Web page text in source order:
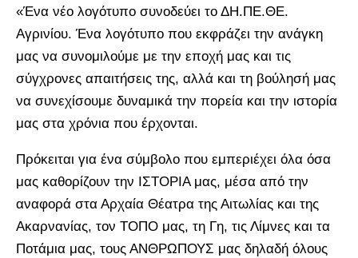
«Ένα νέο λογότυπο συνοδεύει το ΔΗ.ΠΕ.ΘΕ.
Αγρινίου. Ένα λογότυπο που εκφράζει την ανάγκη
μας να συνομιλούμε με την εποχή μας και τις
σύγχρονες απαιτήσεις της, αλλά και τη βούλησή μας
να συνεχίσουμε δυναμικά την πορεία και την ιστορία
μας στα χρόνια που έρχονται.
Πρόκειται για ένα σύμβολο που εμπεριέχει όλα όσα
μας καθορίζουν την ΙΣΤΟΡΙΑ μας, μέσα από την
αναφορά στα Αρχαία Θέατρα της Αιτωλίας και της
Ακαρνανίας, τον ΤΟΠΟ μας, τη Γη, τις Λίμνες και τα
Ποτάμια μας, τους ΑΝΘΡΩΠΟΥΣ μας δηλαδή όλους